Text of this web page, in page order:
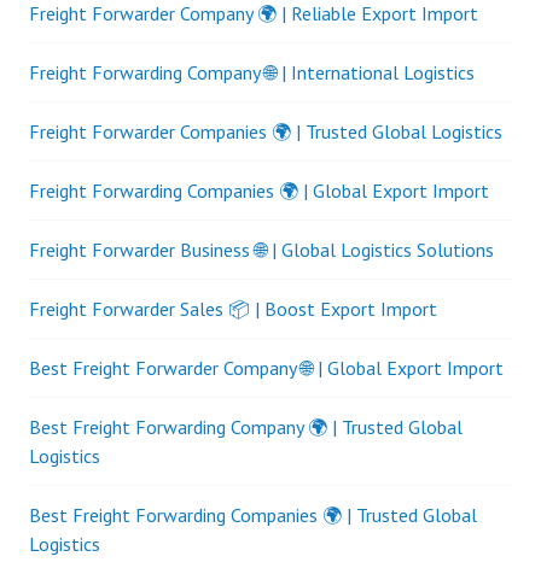
Freight Forwarder Company 🌍 | Reliable Export Import
Freight Forwarding Company 🌐 | International Logistics
Freight Forwarder Companies 🌍 | Trusted Global Logistics
Freight Forwarding Companies 🌍 | Global Export Import
Freight Forwarder Business 🌐 | Global Logistics Solutions
Freight Forwarder Sales 📦 | Boost Export Import
Best Freight Forwarder Company 🌐 | Global Export Import
Best Freight Forwarding Company 🌍 | Trusted Global
Logistics
Best Freight Forwarding Companies 🌍 | Trusted Global
Logistics